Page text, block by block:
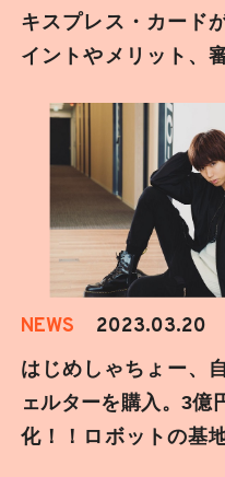
キスプレス・カード
イントやメリット、
中】
NEWS 2023.03.20
はじめしゃちょー、
ェルターを購入。3億
化！！ロボットの基